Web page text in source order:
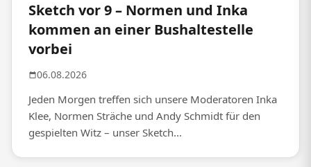
Sketch vor 9 – Normen und Inka
kommen an einer Bushaltestelle
vorbei
06.08.2026
Jeden Morgen treffen sich unsere Moderatoren Inka
Klee, Normen Sträche und Andy Schmidt für den
gespielten Witz – unser Sketch...